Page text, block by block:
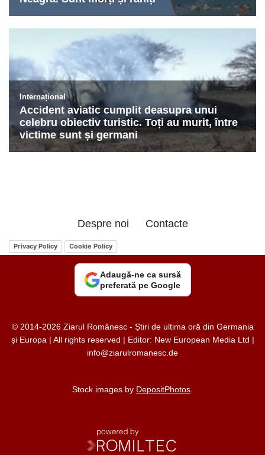
Despre noi Contacte
Privacy Policy Cookie Policy
Adaugă-ne ca sursă
preferată pe Google
© 2014-2026 Ziarul Românesc - Știri de ultima oră din Germania
și Europa | All rights reserved | Editor: New European Media Ltd |
info@ziarulromanesc.de
Stock images by DepositPhotos.